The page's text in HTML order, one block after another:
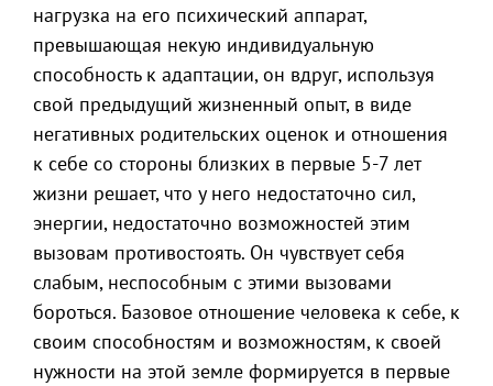
нагрузка на его психический аппарат,
превышающая некую индивидуальную
способность к адаптации, он вдруг, используя
свой предыдущий жизненный опыт, в виде
негативных родительских оценок и отношения
к себе со стороны близких в первые 5-7 лет
жизни решает, что у него недостаточно сил,
энергии, недостаточно возможностей этим
вызовам противостоять. Он чувствует себя
слабым, неспособным с этими вызовами
бороться. Базовое отношение человека к себе, к
своим способностям и возможностям, к своей
нужности на этой земле формируется в первые